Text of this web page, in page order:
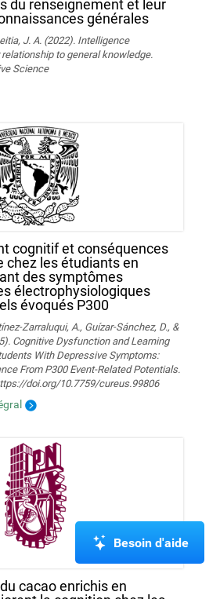
du renseignement et leur
générales
J. A. (2022). Intelligence
to general knowledge.
Science
cognitif et conséquences
chez les étudiants en
des symptômes
électrophysiologiques
évoqués P300
Zarraluqui, A., Guízar-Sánchez, D., &
Cognitive Dysfunction and Learning
With Depressive Symptoms:
From P300 Event-Related Potentials.
doi.org/10.7759/cureus.99806
cacao enrichis en
Besoin d'aide